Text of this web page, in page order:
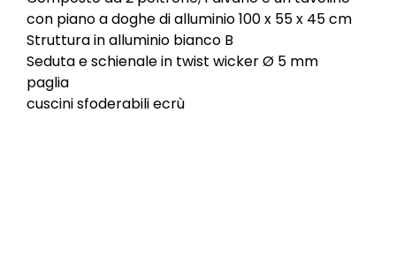
con piano a doghe di alluminio 100 x 55 x 45 cm
Struttura in alluminio bianco B
Seduta e schienale in twist wicker Ø 5 mm
paglia
cuscini sfoderabili ecrù